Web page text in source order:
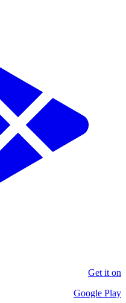
Get it on
Google Play